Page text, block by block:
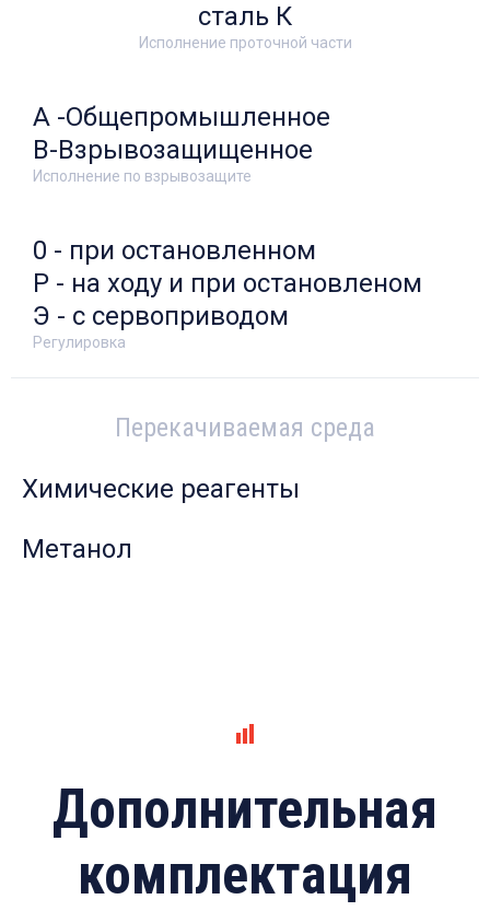
Исполнение проточной части
сталь К
Исполнение по взрывозащите
А -Общепромышленное
В-Взрывозащищенное
Регулировка
0 - при остановленном
Р - на ходу и при остановленом
Э - с сервоприводом
Перекачиваемая среда
Химические реагенты
Метанол
Дополнительная
комплектация